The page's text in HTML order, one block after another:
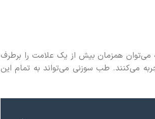
می‌توان همزمان بیش از یک علامت را برطرف
می‌کنند. طب سوزنی می‌تواند به تمام این